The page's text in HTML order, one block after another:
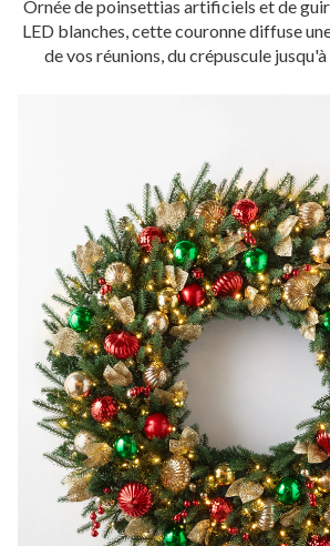
Ornée de poinsettias artificiels et de
LED blanches, cette couronne diffuse
de vos réunions, du crépuscule